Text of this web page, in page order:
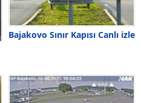
Bajakovo Sınır Kapısı Canlı izle